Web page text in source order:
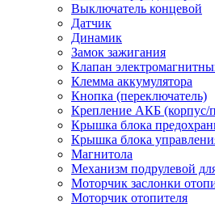
Выключатель концевой
Датчик
Динамик
Замок зажигания
Клапан
Клемма аккумулятора
Кнопка (переключатель)
Крепление АКБ (корпус/
Крышка блока
Крышка блока
Магнитола
Механизм подрулевой
Моторчик заслонки
Моторчик отопителя